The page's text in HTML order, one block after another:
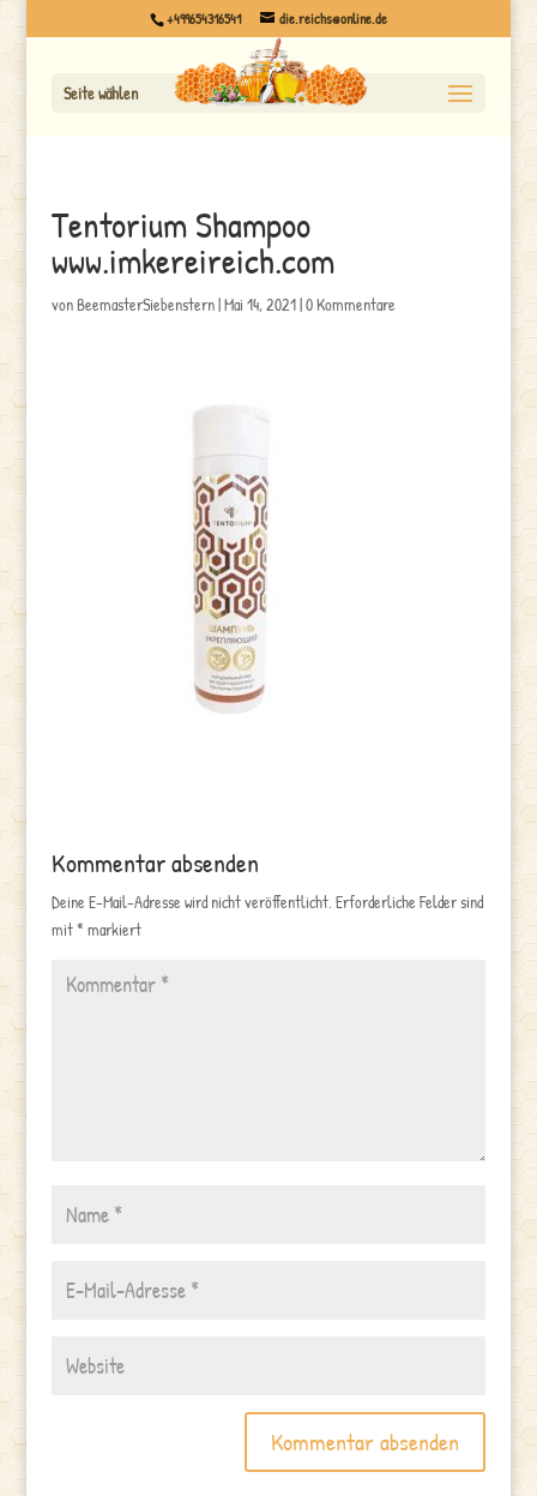
+499654316541 die.reichs@online.de
Seite wählen
Tentorium Shampoo
www.imkereireich.com
vonBeemasterSiebenstern|Mai 14, 2021|0 Kommentare
Kommentar absenden
Deine E-Mail-Adresse wird nicht veröffentlicht. Erforderliche Felder sind
mit* markiert